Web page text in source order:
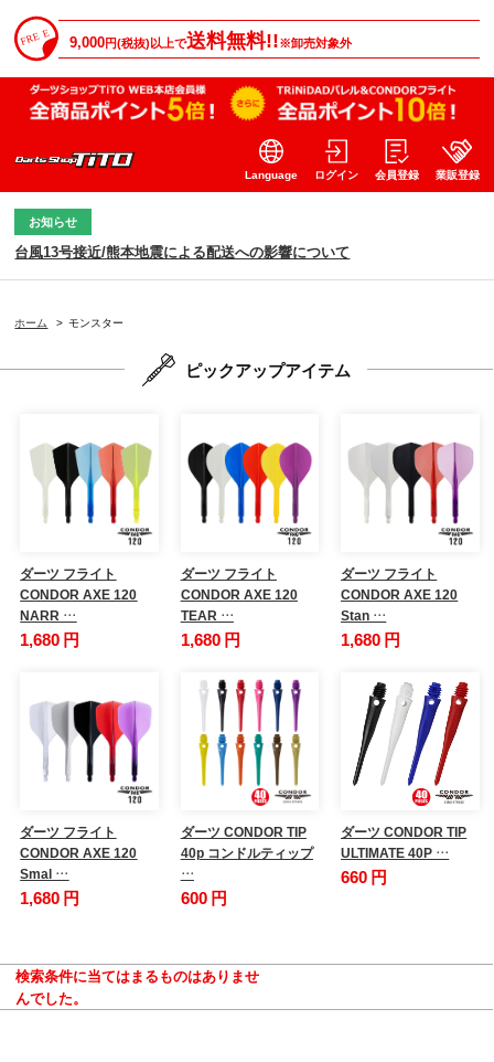
9,000円(税抜)以上で送料無料!!※卸売対象外
Language ログイン 会員登録 業販登録
お知らせ
台風13号接近/熊本地震による配送への影響について
ホーム > モンスター
ピックアップアイテム
ダーツ フライト
CONDOR AXE 120
NARR …
1,680 円
ダーツ フライト
CONDOR AXE 120
TEAR …
1,680 円
ダーツ フライト
CONDOR AXE 120
Stan …
1,680 円
ダーツ フライト
CONDOR AXE 120
Smal …
1,680 円
ダーツ CONDOR TIP
40p コンドルティップ
…
600 円
ダーツ CONDOR TIP
ULTIMATE 40P …
660 円
検索条件に当てはまるものはありませ
んでした。